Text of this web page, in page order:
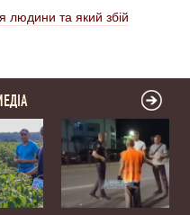
людини та який збій